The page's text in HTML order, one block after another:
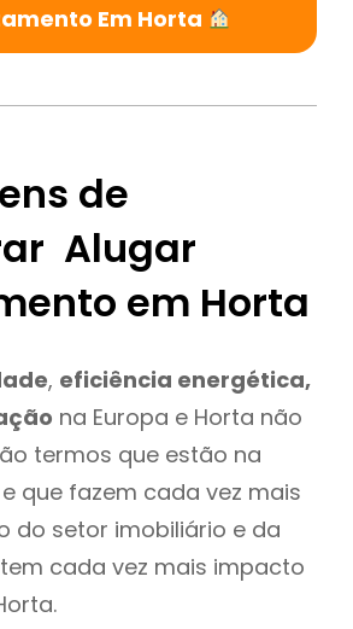
Em Horta
de
Alugar
em Horta
, eficiência energética,
na Europa e Horta não
termos que estão na
que fazem cada vez mais
do setor imobiliário e da
cada vez mais impacto